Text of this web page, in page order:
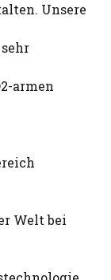
Unsere
armen
Welt bei